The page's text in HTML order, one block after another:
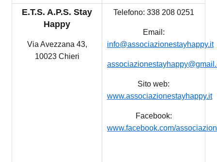
E.T.S. A.P.S. Stay
Happy
Via Avezzana 43,
10023 Chieri
Telefono: 338 208 0251
Email:
info@associazionestayhappy.it
Sito web:
www.associazionestayhappy.it
Facebook:
www.facebook.com/